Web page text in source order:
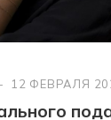
12 ФЕВРАЛЯ